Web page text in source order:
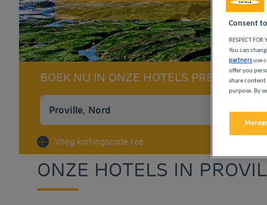
BOEK NU IN ONZE HOTELS PREMIÈRE
Voeg kortingscode toe
ONZE HOTELS IN
Consent
RESPECT FOR
You can
partnersuse
offer you
share content
purpose. By